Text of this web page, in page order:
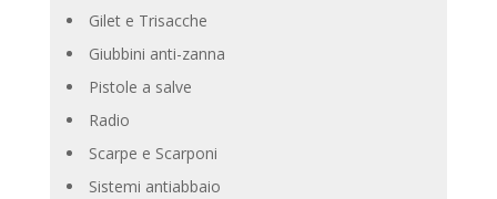
Gilet e Trisacche
Giubbini anti-zanna
Pistole a salve
Radio
Scarpe e Scarponi
Sistemi antiabbaio